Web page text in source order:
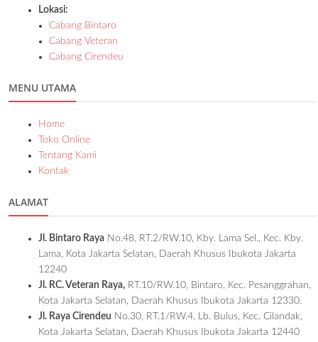
Lokasi:
Cabang Bintaro
Cabang Veteran
Cabang Cirendeu
MENU UTAMA
Home
Toko Online
Tentang Kami
Kontak
ALAMAT
Jl. Bintaro Raya No.48, RT.2/RW.10, Kby. Lama Sel., Kec. Kby.
Lama, Kota Jakarta Selatan, Daerah Khusus Ibukota Jakarta
12240
Jl. RC. Veteran Raya, RT.10/RW.10, Bintaro, Kec. Pesanggrahan,
Kota Jakarta Selatan, Daerah Khusus Ibukota Jakarta 12330.
Jl. Raya Cirendeu No.30, RT.1/RW.4, Lb. Bulus, Kec. Cilandak,
Kota Jakarta Selatan, Daerah Khusus Ibukota Jakarta 12440